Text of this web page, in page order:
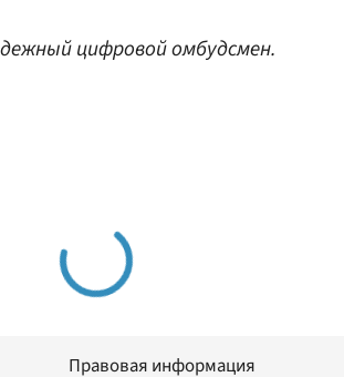
цифровой омбудсмен.
Правовая информация